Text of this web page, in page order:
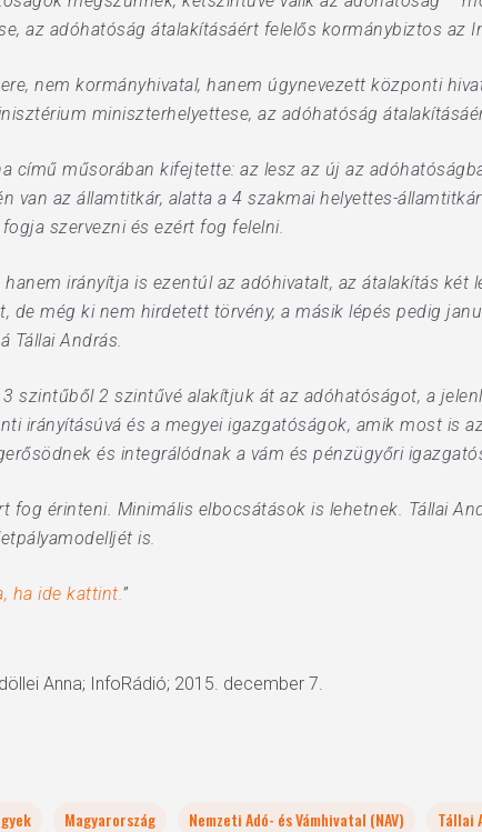
az adóhatóság átalakításáért felelős kormánybiztos az
nem kormányhivatal, hanem úgynevezett központi
miniszterhelyettese, az adóhatóság
című műsorában kifejtette: az lesz az új az
van az államtitkár, alatta a 4 szakmai helyettes-
szervezni és ezért fog felelni.
irányítja is ezentúl az adóhivatalt, az átalakítás két
de még ki nem hirdetett törvény, a másik lépés pedig
Tállai András.
szintűből 2 szintűvé alakítjuk át az adóhatóságot, a
irányításúvá és a megyei igazgatóságok, amik most is
és integrálódnak a vám és pénzügyőri
fog érinteni. Minimális elbocsátások is lehetnek. Tállai
is.
ha ide kattint.”
Anna; InfoRádió; 2015. december 7.
Magyarország Nemzeti Adó- és Vámhivatal (NAV) Tállai